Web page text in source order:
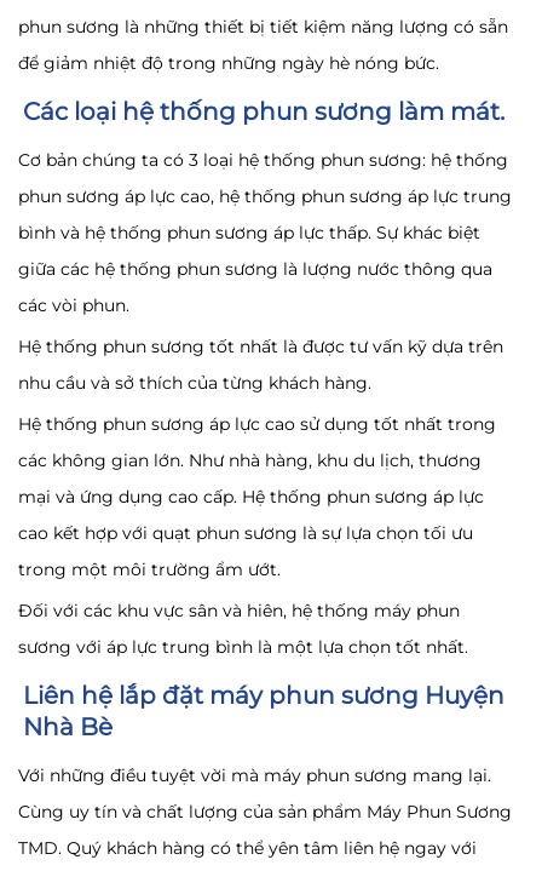
phun sương là những thiết bị tiết kiệm năng lượng có sẵn
để giảm nhiệt độ trong những ngày hè nóng bức.
Các loại hệ thống phun sương làm mát.
Cơ bản chúng ta có 3 loại hệ thống phun sương: hệ thống
phun sương áp lực cao, hệ thống phun sương áp lực trung
bình và hệ thống phun sương áp lực thấp. Sự khác biệt
giữa các hệ thống phun sương là lượng nước thông qua
các vòi phun.
Hệ thống phun sương tốt nhất là được tư vấn kỹ dựa trên
nhu cầu và sở thích của từng khách hàng.
Hệ thống phun sương áp lực cao sử dụng tốt nhất trong
các không gian lớn. Như nhà hàng, khu du lịch, thương
mại và ứng dụng cao cấp. Hệ thống phun sương áp lực
cao kết hợp với quạt phun sương là sự lựa chọn tối ưu
trong một môi trường ẩm ướt.
Đối với các khu vực sân và hiên, hệ thống máy phun
sương với áp lực trung bình là một lựa chọn tốt nhất.
Liên hệ lắp đặt máy phun sương Huyện
Nhà Bè
Với những điều tuyệt vời mà máy phun sương mang lại.
Cùng uy tín và chất lượng của sản phẩm Máy Phun Sương
TMD. Quý khách hàng có thể yên tâm liên hệ ngay với